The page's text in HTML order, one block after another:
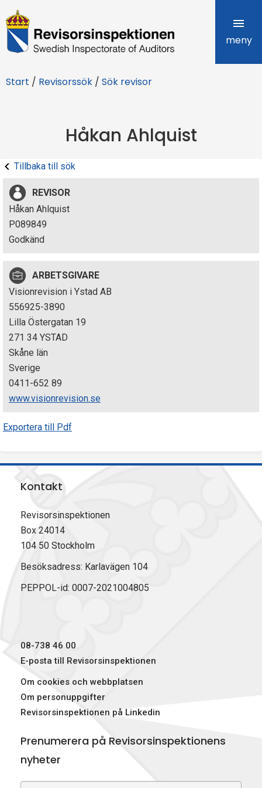
R
e
i
r
s
i
n
p
e
k
t
i
o
n
n
meny
Start / Revisorssök / Sök revisor
Håkan Ahlquist
Tillbaka till sök
REVISOR
Håkan Ahlquist
P089849
Godkänd
ARBETSGIVARE
Visionrevision i Ystad AB
556925-3890
Lilla Östergatan 19
271 34 YSTAD
Skåne län
Sverige
0411-652 89
www.visionrevision.se
Exportera till Pdf
Kontakt
Revisorsinspektionen
Box 24014
104 50 Stockholm
Besöksadress: Karlavägen 104
PEPPOL-id: 0007-2021004805
08-738 46 00
E-posta till Revisorsinspektionen
Om cookies och webbplatsen
Om personuppgifter
Revisorsinspektionen på Linkedin
Prenumerera på Revisorsinspektionens
nyheter